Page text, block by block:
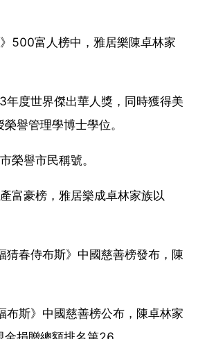
500富人榜中，雅居樂陳卓林家
度世界傑出華人獎，同時獲得美
譽管理學博士學位。
榮譽市民稱號。
富豪榜，雅居樂成卓林家族以
春侍布斯》中國慈善榜發布，陳
斯》中國慈善榜公布，陳卓林家